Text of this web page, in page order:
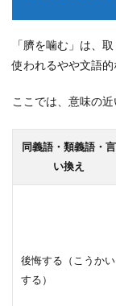
「臍を噛む」は、
使われるやや文語的
ここでは、意味の
同義語・類義語・言
い換え
後悔する（こうかい
する）